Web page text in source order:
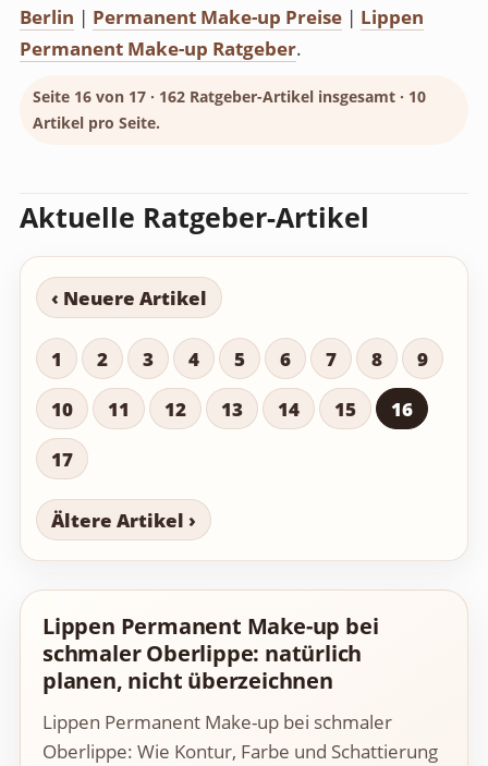
Berlin | Permanent Make-up Preise | Lippen
Permanent Make-up Ratgeber.
Seite 16 von 17 · 162 Ratgeber-Artikel insgesamt · 10
Artikel pro Seite.
Aktuelle Ratgeber-Artikel
‹ Neuere Artikel
1 2 3 4 5 6 7 8
9
10
11 12 13 14 15
16
17
Ältere Artikel ›
Lippen Permanent Make-up bei
schmaler Oberlippe: natürlich
planen, nicht überzeichnen
Lippen Permanent Make-up bei schmaler
Oberlippe: Wie Kontur, Farbe und Schattierung